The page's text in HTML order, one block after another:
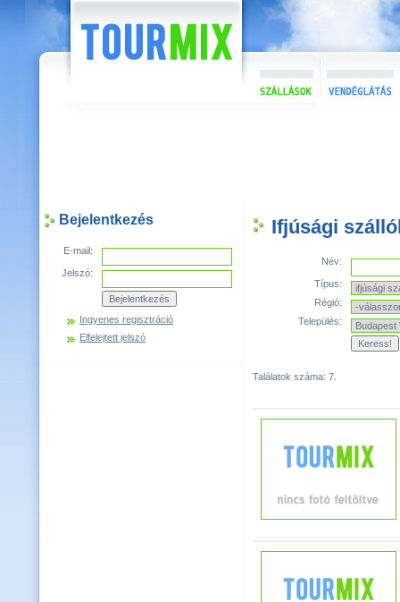
Bejelentkezés
E-mail:
Jelszó:
Ingyenes regisztráció
Elfelejtett jelszó
Ifjúsági
Név:
Típus:
Régió:
Település:
Találatok száma: 7.